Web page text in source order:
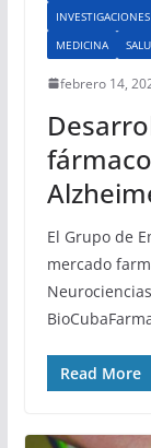
MEDICINA
febrero 14,
El Grupo de
mercado
Read More